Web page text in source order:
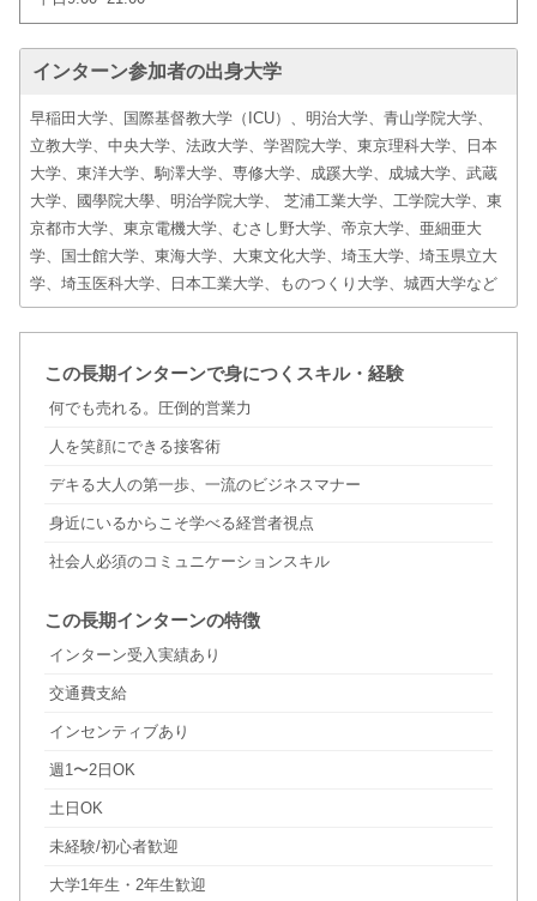
インターン参加者の出身大学
早稲田大学、国際基督教大学（ICU）、明治大学、青山学院大学、
立教大学、中央大学、法政大学、学習院大学、東京理科大学、日本
大学、東洋大学、駒澤大学、専修大学、成蹊大学、成城大学、武蔵
大学、國學院大學、明治学院大学、 芝浦工業大学、工学院大学、東
京都市大学、東京電機大学、むさし野大学、帝京大学、亜細亜大
学、国士館大学、東海大学、大東文化大学、埼玉大学、埼玉県立大
学、埼玉医科大学、日本工業大学、ものつくり大学、城西大学など
この長期インターンで身につくスキル・経験
何でも売れる。圧倒的営業力
人を笑顔にできる接客術
デキる大人の第一歩、一流のビジネスマナー
身近にいるからこそ学べる経営者視点
社会人必須のコミュニケーションスキル
この長期インターンの特徴
インターン受入実績あり
交通費支給
インセンティブあり
週1〜2日OK
土日OK
未経験/初心者歓迎
大学1年生・2年生歓迎